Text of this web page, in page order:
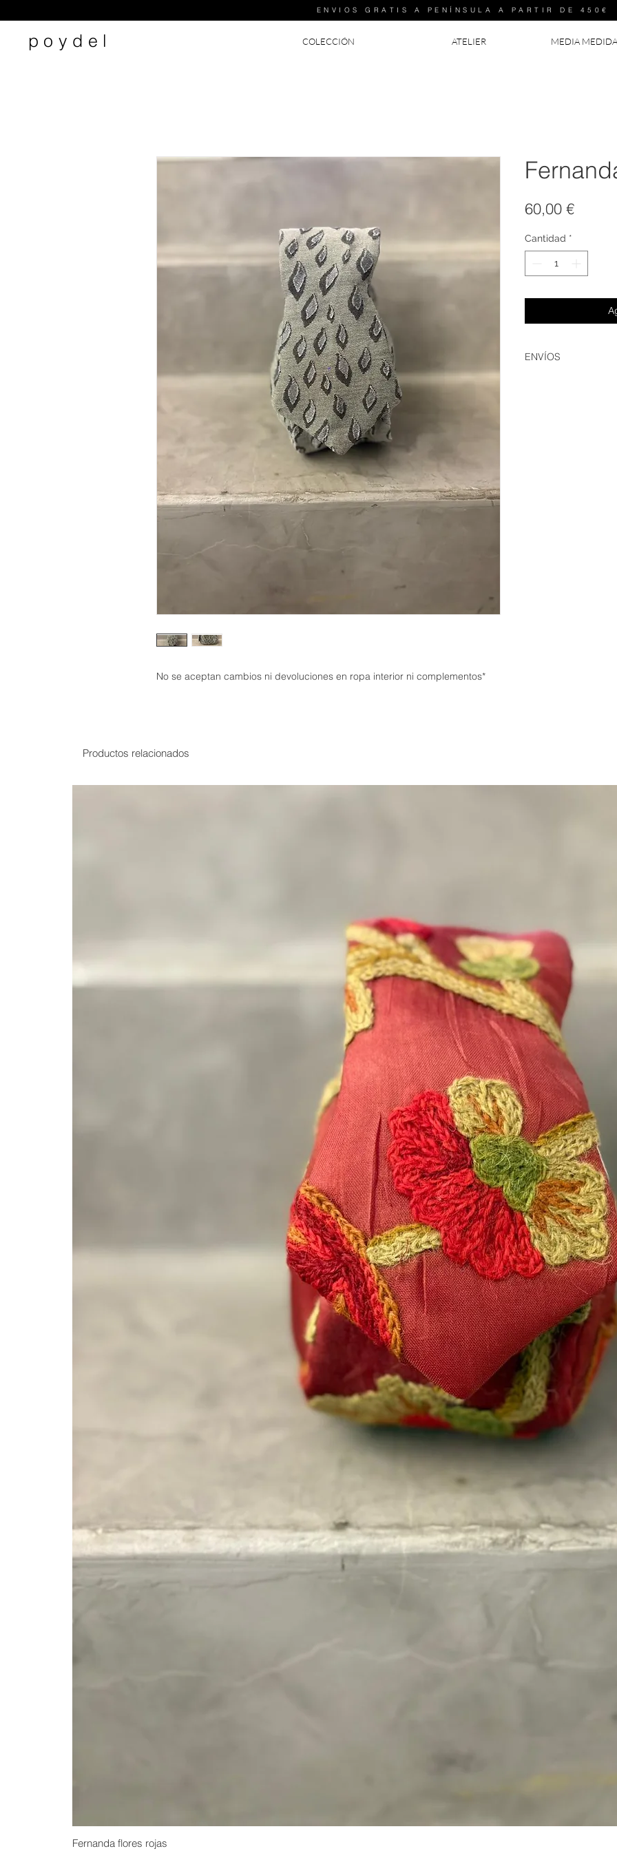
ENVIOS GRATIS A PENÍNSULA A PARTIR DE 450€
poydel COLECCIÓN ATELIER MEDIA MEDIDA
No se aceptan cambios ni devoluciones en ropa interior ni complementos*
60,00 €Precio
Cantidad *
ENVÍOS
Productos relacionados
Fernanda flores rojas